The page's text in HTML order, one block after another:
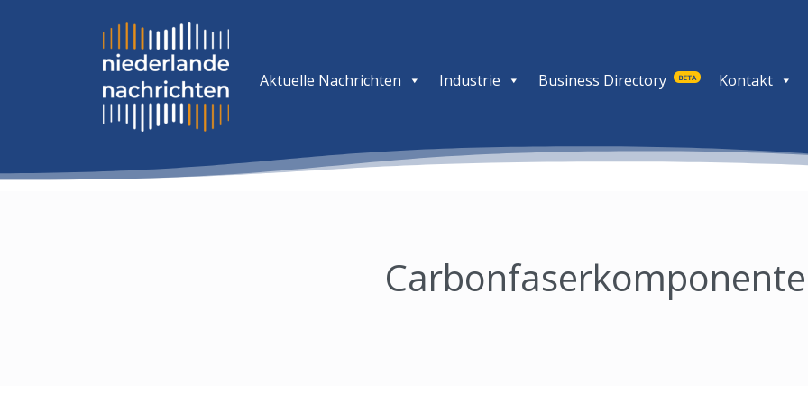
Aktuelle Nachrichten Industrie Business Directory BETA Kontakt